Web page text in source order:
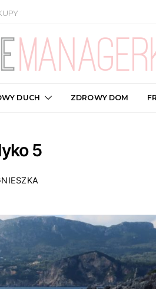
DUCH ZDROWY DOM
5